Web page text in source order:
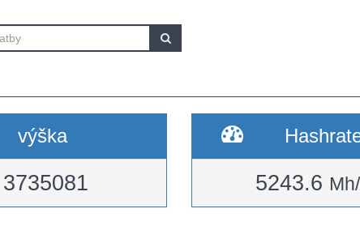
výška
3735081 5243.6